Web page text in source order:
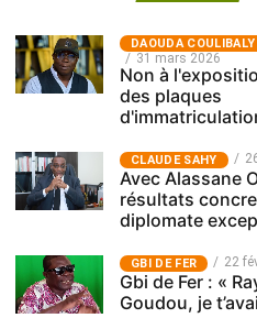
‎DAOUDA COULIBALY
31 mars 2026
Non à
des plaques
CLAUDE SAHY
Avec Alassane
résultats
diplomate
GBI DE FER 22
Gbi de Fer : «
Goudou, je